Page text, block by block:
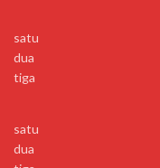
satu
dua
tiga
satu
dua